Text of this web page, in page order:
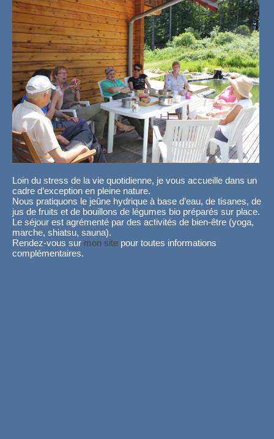
Loin du stress de la vie quotidienne, je vous accueille dans un
cadre d’exception en pleine nature.
Nous pratiquons le jeûne hydrique à base d’eau, de tisanes, de
jus de fruits et de bouillons de légumes bio préparés sur place.
Le séjour est agrémenté par des activités de bien-être (yoga,
marche, shiatsu, sauna).
Rendez-vous sur mon site pour toutes informations
complémentaires.